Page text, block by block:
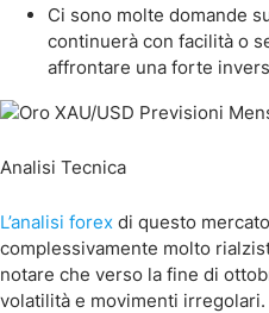
Ci sono molte domande
continuerà con facilità o
affrontare una forte
Analisi Tecnica
L’analisi forex di questo
complessivamente molto
notare che verso la fine di
volatilità e movimenti